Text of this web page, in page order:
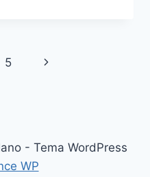
5
Pagina
- Tema WordPress
WP